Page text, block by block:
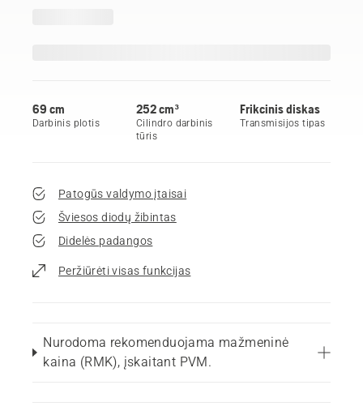
69 cm
Darbinis plotis
252 cm³
Cilindro darbinis
tūris
Frikcinis diskas
Transmisijos tipas
Patogūs valdymo įtaisai
Šviesos diodų žibintas
Didelės padangos
Peržiūrėti visas funkcijas
Nurodoma rekomenduojama mažmeninė
kaina (RMK), įskaitant PVM.